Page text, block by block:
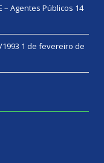
– Agentes Públicos 14
1 de fevereiro de